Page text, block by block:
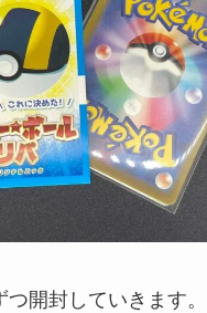
開封していきます。